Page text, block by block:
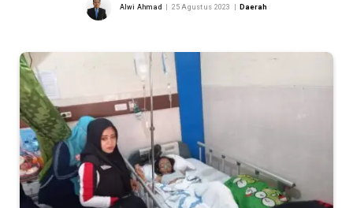
Alwi Ahmad 25 Agustus 2023 Daerah